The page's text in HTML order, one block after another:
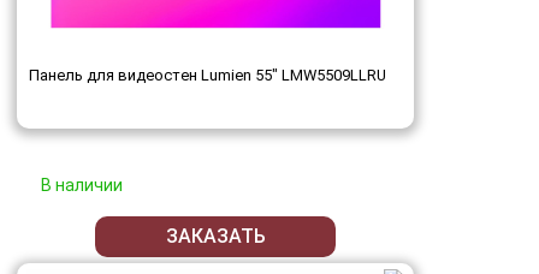
Панель для видеостен Lumien 55" LMW5509LLRU
В наличии
ЗАКАЗАТЬ